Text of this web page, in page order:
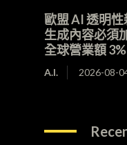
歐盟 AI 透明
生成內容必須
全球營業額 3%
A.I. 2026-08-